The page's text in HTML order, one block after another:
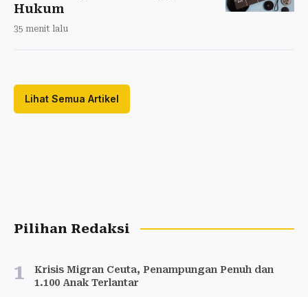
Hukum
35 menit lalu
Lihat Semua Artikel
Pilihan Redaksi
1
Krisis Migran Ceuta, Penampungan Penuh dan
1.100 Anak Terlantar